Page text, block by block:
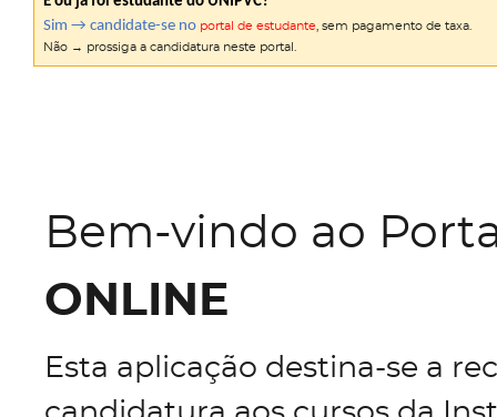
Sim → candidate-se no portal de estudante , sem pagamento de taxa.
Não → prossiga a candidatura neste portal.
Bem-vindo ao
ONLINE
Esta aplicação destina-se a